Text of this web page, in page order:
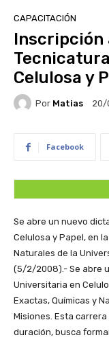
CAPACITACIÓN
Inscripción
Celulosa y
Por Matias 20/
Facebook
Se abre un nuevo
Celulosa y Papel, en
Naturales de la
(5/2/2008).- Se abre
Universitaria en
Exactas, Químicas y
Misiones. Esta
duración, busca